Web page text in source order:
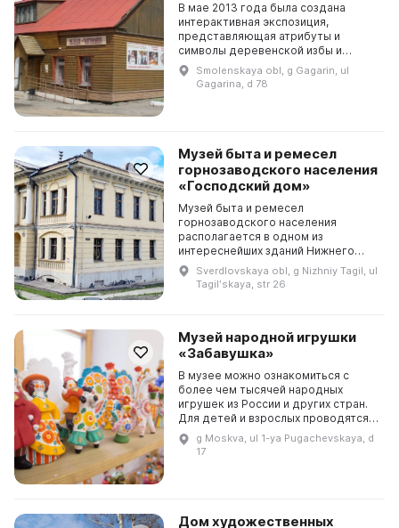
В мае 2013 года была создана
интерактивная экспозиция,
представляющая атрибуты и
символы деревенской избы и
предметы крестьянского быта
Смоленщины. В центре интерьера
расположен известный «красный
Smolenskaya obl, g Gagarin, ul
Gagarina, d 78
Музей быта и ремесел
горнозаводского населения
«Господский дом»
Музей быта и ремесел
горнозаводского населения
располагается в одном из
интереснейших зданий Нижнего
Тагила — так называемом
«Господском доме». Это памятник
архитектуры федерального
Sverdlovskaya obl, g Nizhniy Tagil, ul
Tagilʹskaya, str 26
Музей народной игрушки
«Забавушка»
В музее можно ознакомиться с
более чем тысячей народных
игрушек из России и других стран.
Для детей и взрослых проводятся
интерактивные экскурсии, где они
могут получить информацию о
g Moskva, ul 1-ya Pugachevskaya, d
17
Дом художественных